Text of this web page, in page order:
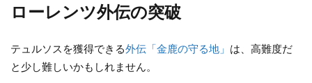
ローレンツ外伝の突破
テュルソスを獲得できる外伝「金鹿の守る地」 は、高難度だ
と少し難しいかもしれません。